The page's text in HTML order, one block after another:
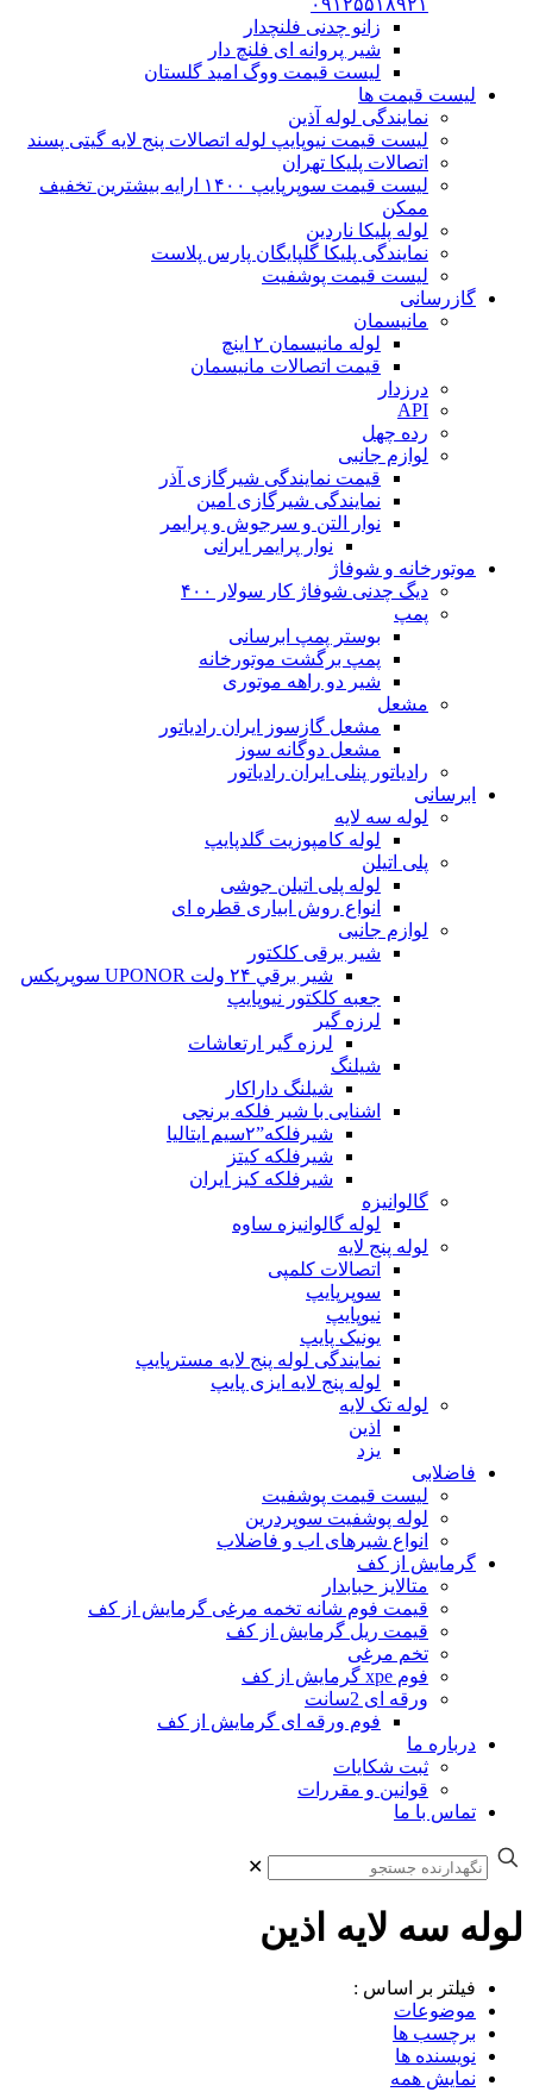
۰۹۱۲۵۵۱۸۹۲۱
زانو چدنی فلنچدار
شیر پروانه ای فلنچ دار
لیست قیمت ووگ امید گلستان
لیست قیمت ها
نمایندگی لوله آذین
لیست قیمت نیوپایپ لوله اتصالات پنج لایه گیتی پسند
اتصالات پلیکا تهران
لیست قیمت سوپرپایپ ۱۴۰۰ ارایه بیشترین تخفیف
ممکن
لوله پلیکا ناردین
نمایندگی پلیکا گلپایگان پارس پلاست
لیست قیمت پوشفیت
گازرسانی
مانیسمان
لوله مانیسمان ۲ اینچ
قیمت اتصالات مانیسمان
درزدار
API
رده چهل
لوازم جانبی
قیمت نمایندگی شیرگازی آذر
نمایندگی شیرگازی امین
نوار التن و سرجوش و پرایمر
نوار پرایمر ایرانی
موتورخانه و شوفاژ
دیگ چدنی شوفاژ کار سولار ۴۰۰
پمپ
بوستر پمپ ابرسانی
پمپ برگشت موتورخانه
شیر دو راهه موتوری
مشعل
مشعل گازسوز ایران رادیاتور
مشعل دوگانه سوز
رادیاتور پنلی ایران رادیاتور
ابرسانی
لوله سه لایه
لوله کامپوزیت گلدپایپ
پلی اتیلن
لوله پلی اتیلن جوشی
انواع روش ابیاری قطره ای
لوازم جانبی
شیر برقی کلکتور
شير برقي ۲۴ ولت UPONOR سوپرپکس
جعبه کلکتور نیوپایپ
لرزه گیر
لرزه گیر ارتعاشات
شیلنگ
شیلنگ داراکار
اشنایی با شیر فلکه برنجی
شیرفلکه”۲سیم ایتالیا
شیرفلکه کیتز
شیرفلکه کیز ایران
گالوانیزه
لوله گالوانیزه ساوه
لوله پنج لایه
اتصالات کلمپی
سوپرپایپ
نیوپایپ
یونیک پایپ
نمایندگی لوله پنج لایه مسترپایپ
لوله پنج لایه ایزی پایپ
لوله تک لایه
اذین
یزد
فاضلابی
لیست قیمت پوشفیت
لوله پوشفیت سوپردرین
انواع شیرهای اب و فاضلاب
گرمایش از کف
متالایز حبابدار
قیمت فوم شانه تخمه مرغی گرمایش از کف
قیمت ریل گرمایش از کف
تخم مرغی
فوم xpe گرمایش از کف
ورقه ای 2سانت
فوم ورقه ای گرمایش از کف
درباره ما
ثبت شکایات
قوانین و مقررات
تماس با ما
✕
لوله سه لایه اذین
فیلتر بر اساس :
موضوعات
برچسب ها
نویسنده ها
نمایش همه